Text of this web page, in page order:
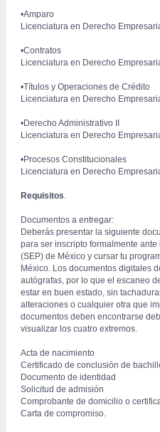
•Amparo
Licenciatura en Derecho
•Contratos
Licenciatura en Derecho
•Títulos y Operaciones de Crédito
Licenciatura en Derecho
•Derecho Administrativo II
Licenciatura en Derecho
•Procesos Constitucionales
Licenciatura en Derecho
Requisitos.
Documentos a entregar:
Deberás presentar la siguiente
para ser inscripto formalmente
(SEP) de México y cursar tu
México. Los documentos digitales
autógrafas, por lo que el escaneo
estar en buen estado, sin
alteraciones o cualquier otra que
documentos deben encontrarse
visualizar los cuatro extremos.
Acta de nacimiento
Certificado de conclusión de
Documento de identidad
Solicitud de admisión
Comprobante de domicilio o
Carta de compromiso.